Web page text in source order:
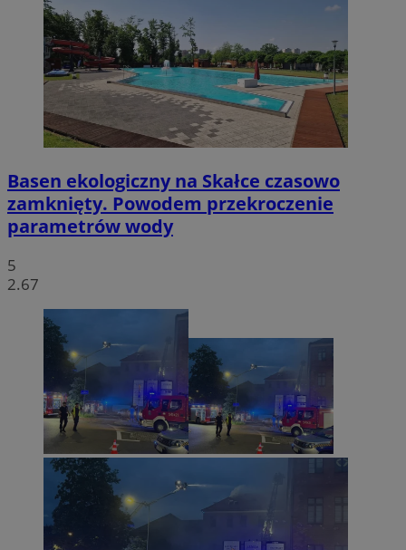
Basen ekologiczny na Skałce czasowo
zamknięty. Powodem przekroczenie
parametrów wody
5
2.67